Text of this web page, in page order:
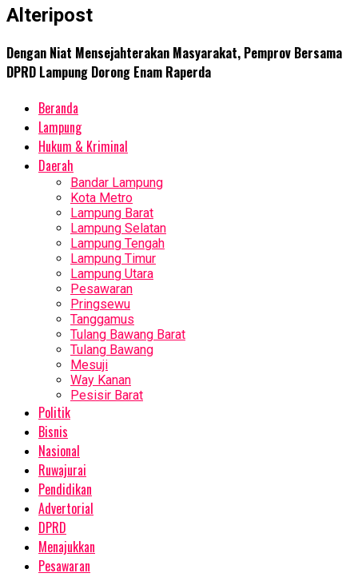
Alteripost
Dengan Niat Mensejahterakan Masyarakat, Pemprov Bersama
DPRD Lampung Dorong Enam Raperda
Beranda
Lampung
Hukum & Kriminal
Daerah
Bandar Lampung
Kota Metro
Lampung Barat
Lampung Selatan
Lampung Tengah
Lampung Timur
Lampung Utara
Pesawaran
Pringsewu
Tanggamus
Tulang Bawang Barat
Tulang Bawang
Mesuji
Way Kanan
Pesisir Barat
Politik
Bisnis
Nasional
Ruwajurai
Pendidikan
Advertorial
DPRD
Menajukkan
Pesawaran